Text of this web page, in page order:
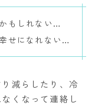
もしれない…
せになれない…
減らしたり、冷
くなって連絡し